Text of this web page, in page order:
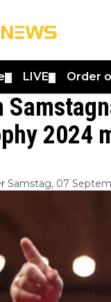
LIVE Order
2024
Samstag, 07